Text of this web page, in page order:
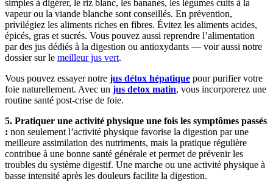
simples à digérer, le riz blanc, les bananes, les légumes cuits à la
vapeur ou la viande blanche sont conseillés. En prévention,
privilégiez les aliments riches en fibres. Évitez les aliments acides,
épicés, gras et sucrés. Vous pouvez aussi reprendre l’alimentation
par des jus dédiés à la digestion ou antioxydants — voir aussi notre
dossier sur le meilleur jus vert.
Vous pouvez essayer notre jus détox hépatique pour purifier votre
foie naturellement. Avec un jus detox matin, vous incorporerez une
routine santé post-crise de foie.
5. Pratiquer une activité physique une fois les symptômes passés
: non seulement l’activité physique favorise la digestion par une
meilleure assimilation des nutriments, mais la pratique régulière
contribue à une bonne santé générale et permet de prévenir les
troubles du système digestif. Une marche ou une activité physique à
basse intensité après les douleurs facilite la digestion.